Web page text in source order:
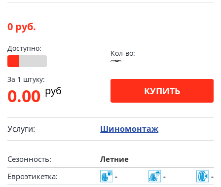
0 руб.
Доступно:
Кол-во:
За 1 штуку:
0.00 pуб КУПИТЬ
Услуги: Шиномонтаж
Сезонность:
Летние
Евроэтикетка:
- -
-